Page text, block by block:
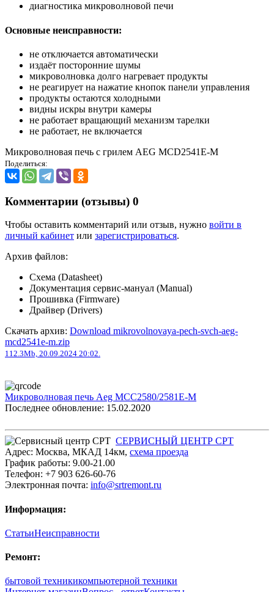
диагностика микроволновой печи
Основные неисправности:
не отключается автоматически
издаёт посторонние шумы
микроволновка долго нагревает продукты
не реагирует на нажатие кнопок панели управления
продукты остаются холодными
видны искры внутри камеры
не работает вращающий механизм тарелки
не работает, не включается
Микроволновая печь с грилем AEG MCD2541E-M
Поделиться:
Комментарии (отзывы) 0
Чтобы оставить комментарий или отзыв, нужно войти в
личный кабинет или зарегистрироваться.
Архив файлов:
Схема (Datasheet)
Документация сервис-мануал (Manual)
Прошивка (Firmware)
Драйвер (Drivers)
Скачать архив: Download mikrovolnovaya-pech-svch-aeg-
mcd2541e-m.zip
112.3Mb, 20.09.2024 20:02.
Микроволновая печь Aeg MCC2580/2581E-M
Последнее обновление: 15.02.2020
СЕРВИСНЫЙ ЦЕНТР СРТ
Адрес: Москва, МКАД 14км, cхема проезда
График работы: 9.00-21.00
Телефон: +7 903 626-60-76
Электронная почта: info@srtremont.ru
Информация:
СтатьиНеисправности
Ремонт:
бытовой техникикомпьютерной техники